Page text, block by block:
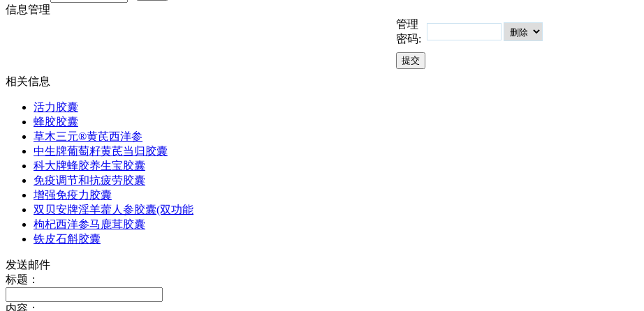
信息管理
管理
密码:
相关信息
活力胶囊
蜂胶胶囊
草木三元®黄芪西洋参
中生牌葡萄籽黄芪当归胶囊
科大牌蜂胶养生宝胶囊
免疫调节和抗疲劳胶囊
增强免疫力胶囊
双贝安牌淫羊藿人参胶囊(双功能
枸杞西洋参马鹿茸胶囊
铁皮石斛胶囊
发送邮件
标题：
内容：